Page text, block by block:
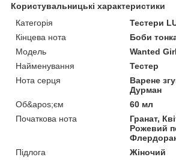
Користувальницькі характеристики
Категорія
Тестери
Кінцева нота
Боби
Мoдель
Wanted Girl
Найменування
Тестер
Нота серця
Варене
Дурман
Об&apos;єм
60 мл
Початкова нота
Гранат,
Рожевий
Підлога
Жіночий